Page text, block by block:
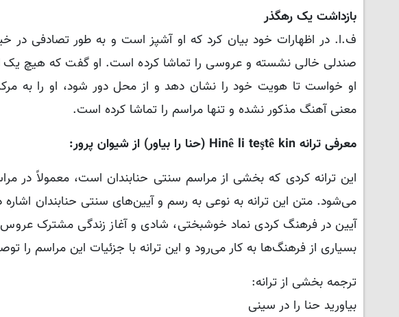
بازداشت یک رهگذر
ف.ا. در اظهارات خود بیان کرد که او آشپز است و به طور تصادفی در
صندلی خالی نشسته و عروسی را تماشا کرده است. او گفت که هیچ یک
او خواست تا هویت خود را نشان دهد و از محل دور شود، او را به
معنی آهنگ مذکور نشده و تنها مراسم را تماشا کرده است.
معرفی ترانه Hinê li teştê kin (حنا را بیاور) از شیوان پرور:
این ترانه کردی که بخشی از مراسم سنتی حنابندان است، معمولاً در
می‌شود. متن این ترانه به نوعی به رسم و آیین‌های سنتی حنابندان
آیین در فرهنگ کردی نماد خوشبختی، شادی و آغاز زندگی مشترک
بسیاری از فرهنگ‌ها به کار می‌رود و این ترانه با جزئیات این مراسم را
ترجمه بخشی از ترانه:
بیاورید حنا را در سینی